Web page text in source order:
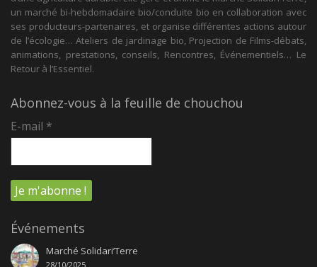
un marché bi-hebdomadaire bio/conduite bio en collaboration avec
ses producteurs-partenaires, et organise différentes actions autour
de l’écologie… Ateliers de jardinage bio, Projection de Films-débats,
animations, prestations, conseils, Rencontres, Événementiels… Le
Retour à l’Essentiel.
Abonnez-vous à la feuille de chouchou
E-mail *
Événements
Marché Solidari’Terre
28/10/2025